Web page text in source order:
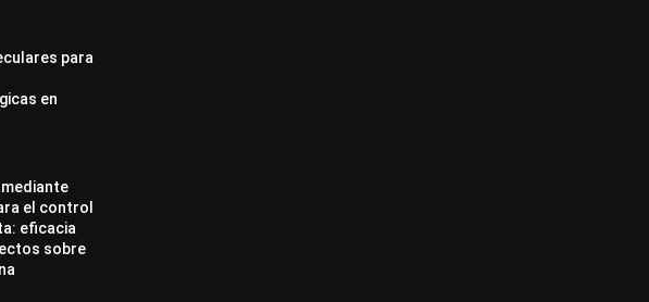
para
en
el control
eficacia
sobre